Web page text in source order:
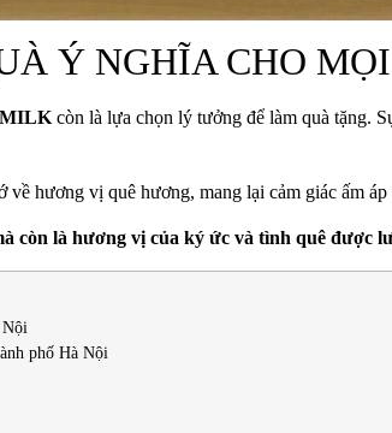
Ý NGHĨA CHO
còn là lựa chọn lý tưởng để làm quà tặng.
hương vị quê hương, mang lại cảm giác ấm áp
còn là hương vị của ký ức và tình quê được
phố Hà Nội